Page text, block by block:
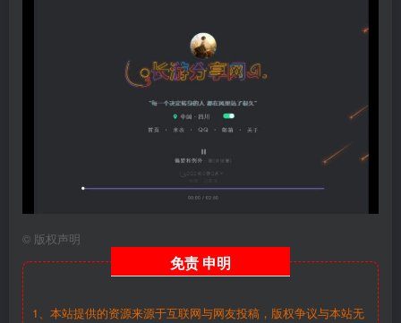
© 版权声明
免责 申明
1、本站提供的资源来源于互联网与网友投稿，版权争议与本站无